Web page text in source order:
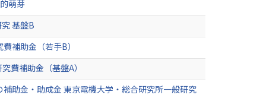
萌芽
基盤B
補助金（若手B）
費補助金（基盤A）
助金・助成金 東京電機大学・総合研究所一般研究